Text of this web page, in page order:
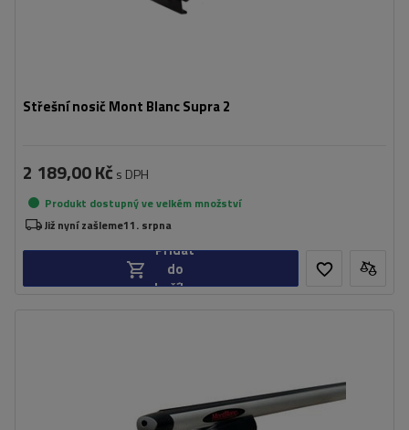
Střešní nosič Mont Blanc Supra 2
2 189,00 Kč s DPH
Produkt dostupný ve velkém množství
Již nyní zašleme11. srpna
Přidat
do
košíku